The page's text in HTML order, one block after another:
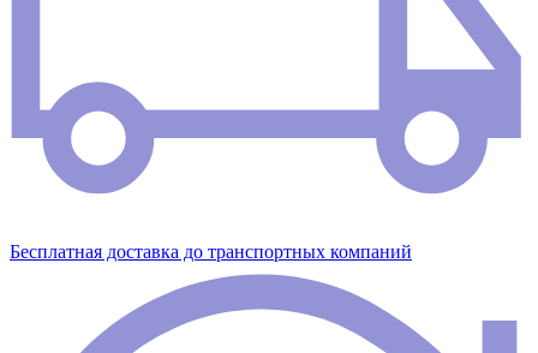
Бесплатная доставка до транспортных компаний